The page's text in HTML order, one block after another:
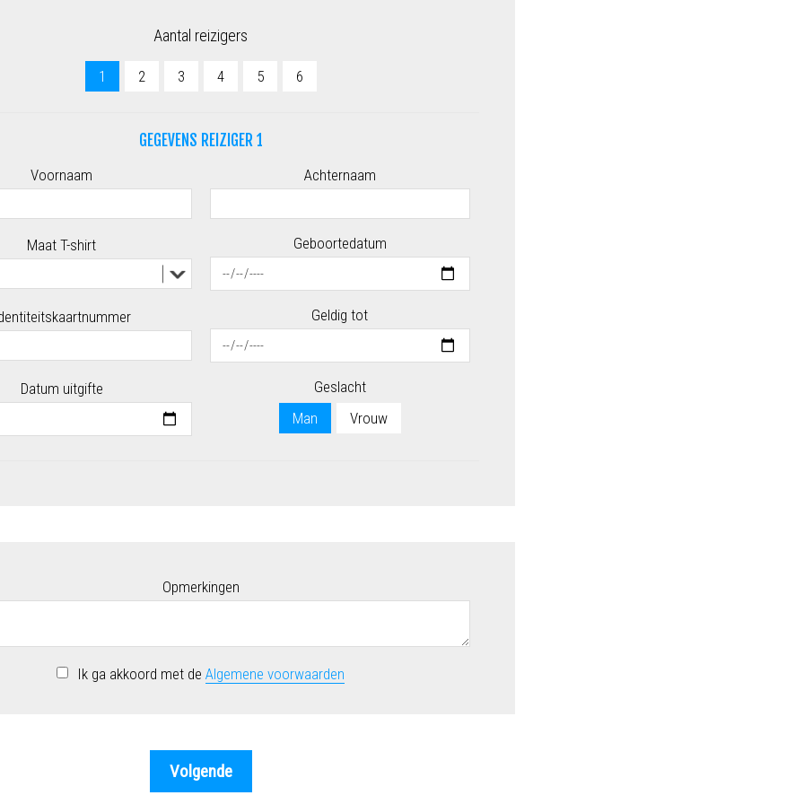
Aantal reizigers
1 2 3 4 5 6
GEGEVENS REIZIGER 1
Voornaam Achternaam
Maat T-shirt Geboortedatum
Geldig tot
Datum uitgifte
Geslacht
Man
Vrouw
Opmerkingen
Ik ga akkoord met deAlgemene voorwaarden